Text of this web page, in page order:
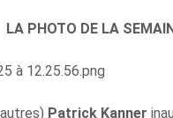
LA PHOTO DE LA
Patrick Kanner